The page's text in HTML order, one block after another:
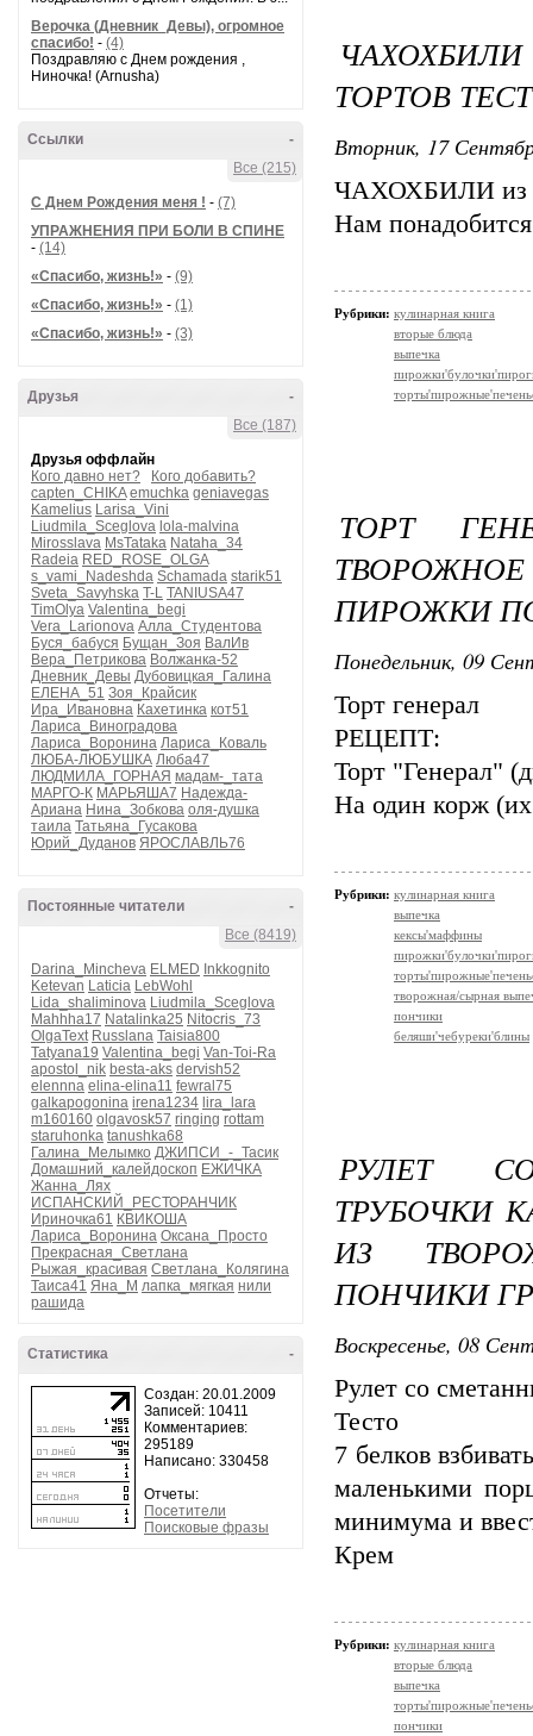
Верочка (Дневник_Девы), огромное
спасибо! - (4)
Поздравляю с Днем рождения ,
Ниночка! (Arnusha)
-
Ссылки
Все (215)
С Днем Рождения меня ! - (7)
УПРАЖНЕНИЯ ПРИ БОЛИ В СПИНЕ
- (14)
«Спасибо, жизнь!» - (9)
«Спасибо, жизнь!» - (1)
«Спасибо, жизнь!» - (3)
-
Друзья
Все (187)
Друзья оффлайн
Кого давно нет?
Кого добавить?
capten_CHIKA emuchka geniavegas
Kamelius Larisa_Vini
Liudmila_Sceglova lola-malvina
Mirosslava MsTataka Nataha_34
Radeia RED_ROSE_OLGA
s_vami_Nadeshda Schamada starik51
Sveta_Savyhska T-L TANIUSA47
TimOlya Valentina_begi
Vera_Larionova Алла_Студентова
Буся_бабуся Бущан_Зоя ВалИв
Вера_Петрикова Волжанка-52
Дневник_Девы Дубовицкая_Галина
ЕЛЕНА_51 Зоя_Крайсик
Ира_Ивановна Кахетинка кот51
Лариса_Виноградова
Лариса_Воронина Лариса_Коваль
ЛЮБА-ЛЮБУШКА Люба47
ЛЮДМИЛА_ГОРНАЯ мадам-_тата
МАРГО-К МАРЬЯША7 Надежда-
Ариана Нина_Зобкова оля-душка
таила Татьяна_Гусакова
Юрий_Дуданов ЯРОСЛАВЛЬ76
-
Постоянные читатели
Все (8419)
Darina_Mincheva ELMED Inkkognito
Ketevan Laticia LebWohl
Lida_shaliminova Liudmila_Sceglova
Mahhha17 Natalinka25 Nitocris_73
OlgaText Russlana Taisia800
Tatyana19 Valentina_begi Van-Toi-Ra
apostol_nik besta-aks dervish52
elennna elina-elina11 fewral75
galkapogonina irena1234 lira_lara
m160160 olgavosk57 ringing rottam
staruhonka tanushka68
Галина_Мелымко ДЖИПСИ_-_Тасик
Домашний_калейдоскоп ЕЖИЧКА
Жанна_Лях
ИСПАНСКИЙ_РЕСТОРАНЧИК
Ириночка61 КВИКОША
Лариса_Воронина Оксана_Просто
Прекрасная_Светлана
Рыжая_красивая Светлана_Колягина
Таиса41 Яна_М лапка_мягкая нили
рашида
-
Статистика
Создан: 20.01.2009
Записей: 10411
Комментариев:
295189
Написано: 330458
Отчеты:
Посетители
Поисковые фразы
ТОРТОВ
Вторник, 17
ЧАХОХБИЛИ из
Нам
Рубрики: кулинарная книга
вторые блюда
выпечка
ТОРТ
ПИРОЖКИ
Понедельник, 09
Торт генерал
РЕЦЕПТ:
Торт "Генерал"
На один корж
Рубрики: кулинарная книга
выпечка
кексы'маффины
творожная/сырная
пончики
беляши'чебуреки'блины
РУЛЕТ
ТРУБОЧКИ
ИЗ
ПОНЧИКИ
Воскресенье, 08
Рулет со
Тесто
7 белков
маленькими
минимума и
Крем
Рубрики: кулинарная книга
вторые блюда
выпечка
пончики